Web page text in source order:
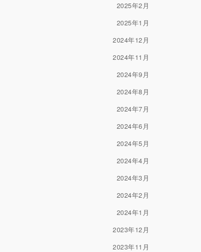
2025年2月
2025年1月
2024年12月
2024年11月
2024年9月
2024年8月
2024年7月
2024年6月
2024年5月
2024年4月
2024年3月
2024年2月
2024年1月
2023年12月
2023年11月